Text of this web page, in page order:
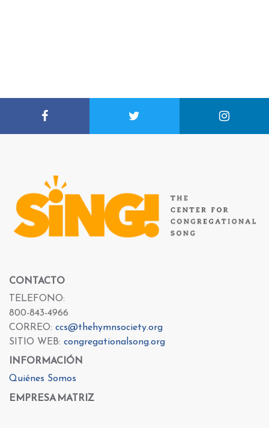
CONTACTO
TELEFONO:
800-843-4966
CORREO: ccs@thehymnsociety.org
SITIO WEB: congregationalsong.org
INFORMACIÓN
Quiénes Somos
EMPRESA MATRIZ